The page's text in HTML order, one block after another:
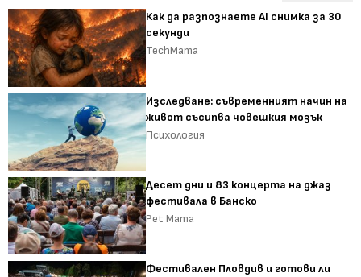
Как да разпознаете AI снимка за 30
секунди
TechMama
Изследване: съвременният начин на
живот съсипва човешкия мозък
Психология
Десет дни и 83 концерта на джаз
фестивала в Банско
Pet Mama
Фестивален Пловдив и готови ли